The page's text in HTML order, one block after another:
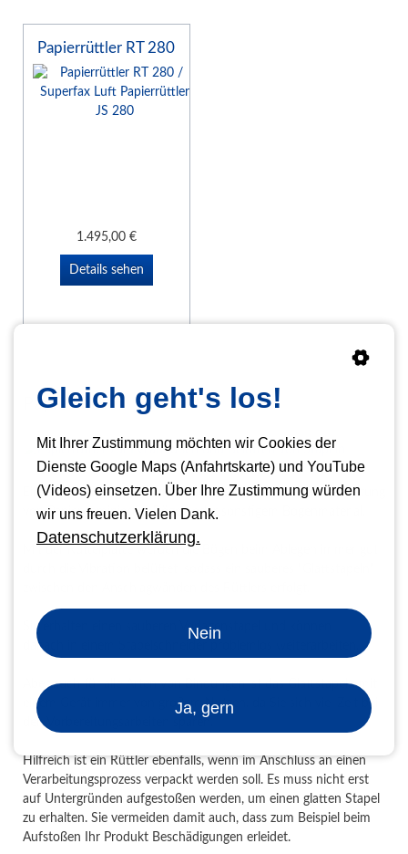
Papierrüttler RT 280
1.495,00 €
Details sehen
Papierrüttler
Ein Papierrüttler ist der ideale Begleiter in der Weiterverarbeitung
von Papier, laminierten Bögen oder sonstigem Bogenmaterial.
Mit der Rüttelplatte werden die Bögen beim Ablegen immer gut
Sie erhalten einen sauberen Vorlagenstapel und können
danach in einem Stapelschneider problemlos weiterarbeiten.
Aber auch für alle Arten von Bindungen ist das Glattstapeln mit
einem Gerät immer von großem Nutzen, da Sie sich viel Zeit bei
den Vorbereitungsarbeiten sparen.
Hilfreich ist ein Rüttler ebenfalls, wenn im Anschluss an einen
Verarbeitungsprozess verpackt werden soll. Es muss nicht erst
auf Untergründen aufgestoßen werden, um einen glatten Stapel
zu erhalten. Sie vermeiden damit auch, dass zum Beispiel beim
Aufstoßen Ihr Produkt Beschädigungen erleidet.
Gleich geht's los!
Mit Ihrer Zustimmung möchten wir Cookies der
Dienste Google Maps (Anfahrtskarte) und YouTube
(Videos) einsetzen. Über Ihre Zustimmung würden
wir uns freuen. Vielen Dank.
Datenschutzerklärung.
Nein
Ja, gern